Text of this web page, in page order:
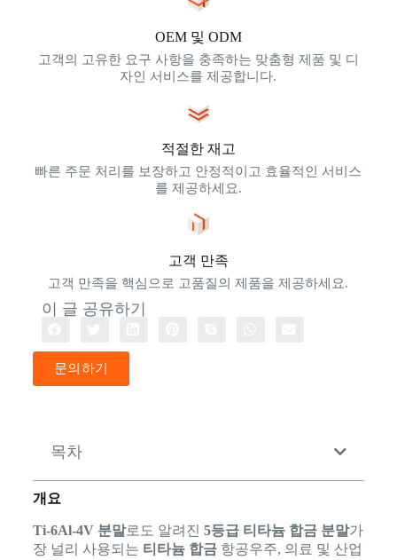
OEM 및 ODM
고객의 고유한 요구 사항을 충족하는 맞춤형 제품 및 디
자인 서비스를 제공합니다.
적절한 재고
빠른 주문 처리를 보장하고 안정적이고 효율적인 서비스
를 제공하세요.
고객 만족
고객 만족을 핵심으로 고품질의 제품을 제공하세요.
이 글 공유하기
문의하기
목차
개요
Ti-6Al-4V 분말로도 알려진 5등급 티타늄 합금 분말가
장 널리 사용되는 티타늄 합금항공우주, 의료 및 산업